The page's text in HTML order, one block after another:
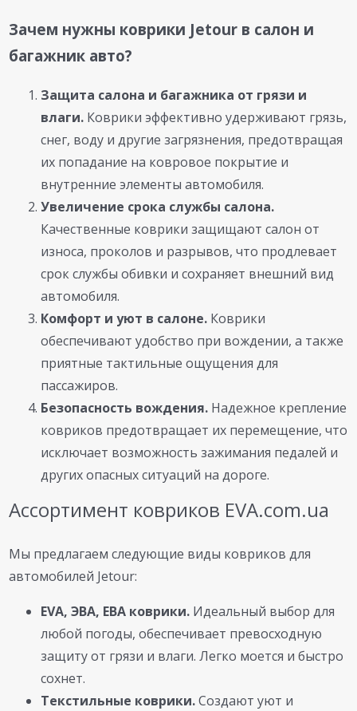
Зачем нужны коврики Jetour в салон и
багажник авто?
Защита салона и багажника от грязи и
влаги. Коврики эффективно удерживают грязь,
снег, воду и другие загрязнения, предотвращая
их попадание на ковровое покрытие и
внутренние элементы автомобиля.
Увеличение срока службы салона.
Качественные коврики защищают салон от
износа, проколов и разрывов, что продлевает
срок службы обивки и сохраняет внешний вид
автомобиля.
Комфорт и уют в салоне. Коврики
обеспечивают удобство при вождении, а также
приятные тактильные ощущения для
пассажиров.
Безопасность вождения. Надежное крепление
ковриков предотвращает их перемещение, что
исключает возможность зажимания педалей и
других опасных ситуаций на дороге.
Ассортимент ковриков EVA.com.ua
Мы предлагаем следующие виды ковриков для
автомобилей Jetour:
EVA, ЭВА, ЕВА коврики. Идеальный выбор для
любой погоды, обеспечивает превосходную
защиту от грязи и влаги. Легко моется и быстро
сохнет.
Текстильные коврики.Создают уют и